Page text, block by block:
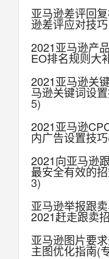
亚马逊差评回
逊差评应对技巧
2021亚马逊产
EO排名规则大
2021亚马逊关
马逊关键词设
5)
2021亚马逊
内广告设置技
2021向亚马逊
最安全有效的
3)
亚马逊举报跟
2021赶走跟卖
亚马逊图片要
主图优化指南(